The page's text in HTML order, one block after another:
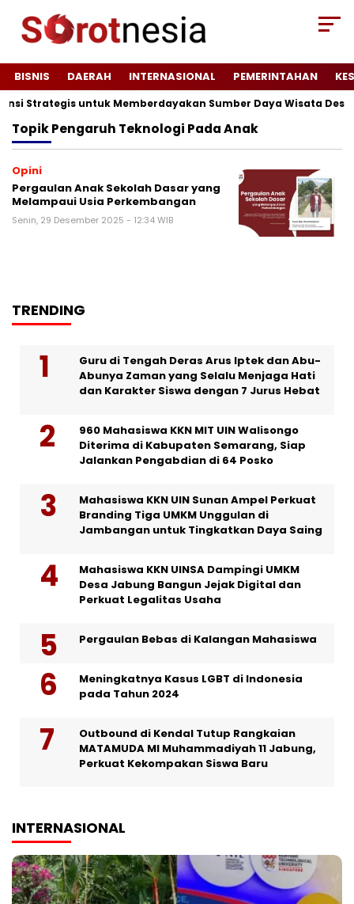
BISNIS DAERAH INTERNASIONAL PEMERINTAHAN
Strategis untuk Memberdayakan Sumber Daya Wisata Desa
TopikPengaruh Teknologi Pada Anak
Opini
Pergaulan Anak Sekolah Dasar yang
Melampaui Usia Perkembangan
Senin, 29 Desember 2025 - 12:34 WIB
TRENDING
Guru di Tengah Deras Arus Iptek dan Abu-
Abunya Zaman yang Selalu Menjaga Hati
dan Karakter Siswa dengan 7 Jurus Hebat
960 Mahasiswa KKN MIT UIN Walisongo
Diterima di Kabupaten Semarang, Siap
Jalankan Pengabdian di 64 Posko
Mahasiswa KKN UIN Sunan Ampel Perkuat
Branding Tiga UMKM Unggulan di
Jambangan untuk Tingkatkan Daya Saing
Mahasiswa KKN UINSA Dampingi UMKM
Desa Jabung Bangun Jejak Digital dan
Perkuat Legalitas Usaha
Pergaulan Bebas di Kalangan Mahasiswa
Meningkatnya Kasus LGBT di Indonesia
pada Tahun 2024
Outbound di Kendal Tutup Rangkaian
MATAMUDA MI Muhammadiyah 11 Jabung,
Perkuat Kekompakan Siswa Baru
INTERNASIONAL